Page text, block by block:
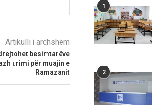
Artikulli i ardhshëm
besimtarëve
urimi për muajin e
Ramazanit
1
2